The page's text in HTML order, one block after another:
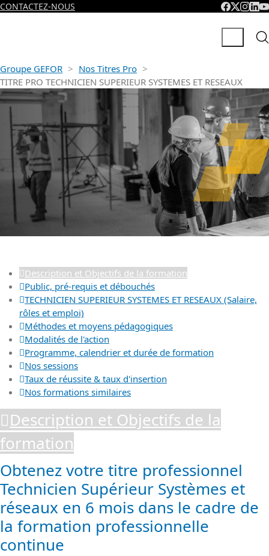
CONTACTEZ-NOUS
Groupe GEFOR > Nos Titres Pro >
TITRE PRO TECHNICIEN SUPERIEUR SYSTEMES ET RESEAUX
TITRE PRO TECHNICIEN
SYSTEMES
RESEAUX
Description et Objectifs de la formation
Public, pré-requis et débouchés
TECHNICIEN SUPERIEUR SYSTEMES ET RESEAUX (Salaire,
rôles et emploi)
Méthodes et moyens pédagogiques
Modalités de l'action
Programme, calendrier et durée de formation
Nos sessions
Taux de réussite & taux d'insertion
Nos formations similaires
Description et Objectifs de la
formation
Obtenez votre titre professionnel
Technicien Supérieur Systèmes et
réseaux en 6 mois dans le cadre de
la formation professionnelle
continue